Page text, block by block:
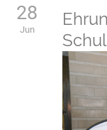
28
Jun